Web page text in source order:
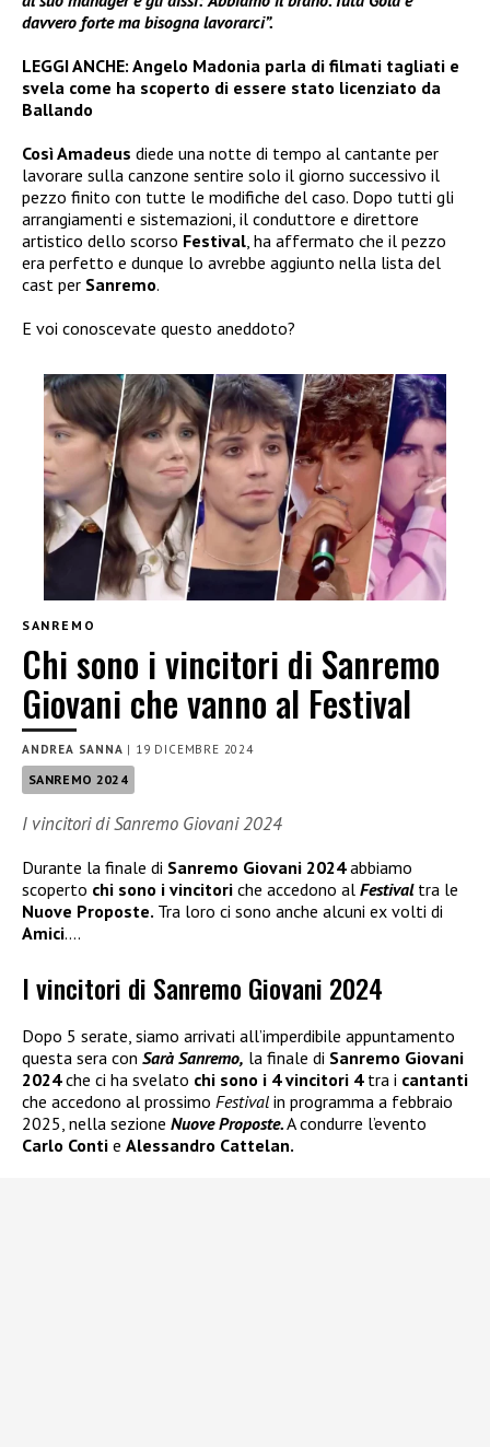
davvero forte ma bisogna lavorarci”.
LEGGI ANCHE: Angelo Madonia parla di filmati tagliati e
svela come ha scoperto di essere stato licenziato da
Ballando
Così Amadeus diede una notte di tempo al cantante per
lavorare sulla canzone sentire solo il giorno successivo il
pezzo finito con tutte le modifiche del caso. Dopo tutti gli
arrangiamenti e sistemazioni, il conduttore e direttore
artistico dello scorso Festival , ha affermato che il pezzo
era perfetto e dunque lo avrebbe aggiunto nella lista del
cast per Sanremo.
E voi conoscevate questo aneddoto?
SANREMO
Chi sono i vincitori di Sanremo
Giovani che vanno al Festival
ANDREA SANNA | 19 DICEMBRE 2024
SANREMO 2024
I vincitori di Sanremo Giovani 2024
Durante la finale di Sanremo Giovani 2024abbiamo
scoperto chi sono i vincitori che accedono al Festival tra le
Nuove Proposte. Tra loro ci sono anche alcuni ex volti di
Amici….
I vincitori di Sanremo Giovani 2024
Dopo 5 serate, siamo arrivati all’imperdibile appuntamento
questa sera con Sarà Sanremo, la finale di Sanremo Giovani
2024che ci ha svelato chi sono i 4 vincitori 4 tra i cantanti
che accedono al prossimo Festival in programma a febbraio
2025, nella sezione Nuove Proposte.A condurre l’evento
Carlo Conti e Alessandro Cattelan.